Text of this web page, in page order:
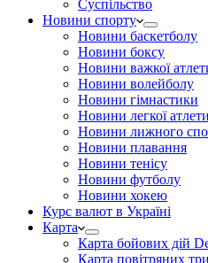
Суспільство
Новини спорту
Новини баскетболу
Новини боксу
Новини важкої
Новини волейболу
Новини гімнастики
Новини легкої
Новини лижного
Новини плавання
Новини тенісу
Новини футболу
Новини хокею
Курс валют в Україні
Карта
Карта бойових дій
Карта повітряних